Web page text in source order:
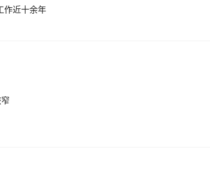
作近十余年